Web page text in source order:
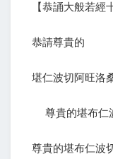
【恭誦大般若經
恭請尊貴的
堪仁波切阿旺洛
尊貴的堪布仁
尊貴的堪布仁波